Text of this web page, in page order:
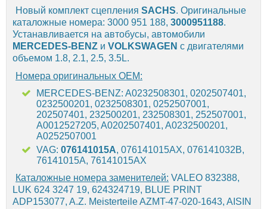
Новый комплект сцепления SACHS. Оригинальные
каталожные номера: 3000 951 188, 3000951188.
Устанавливается на автобусы, автомобили
MERCEDES-BENZ и VOLKSWAGEN с двигателями
объемом 1.8, 2.1, 2.5, 3.5L.
Номера оригинальных OEM:
MERCEDES-BENZ: A0232508301, 0202507401,
0232500201, 0232508301, 0252507001,
202507401, 232500201, 232508301, 252507001,
A0012527205, A0202507401, A0232500201,
A0252507001
VAG: 076141015A, 076141015AX, 076141032B,
76141015A, 76141015AX
Каталожные номера заменителей: VALEO 832388,
LUK 624 3247 19, 624324719, BLUE PRINT
ADP153077, A.Z. Meisterteile AZMT-47-020-1643, AISIN